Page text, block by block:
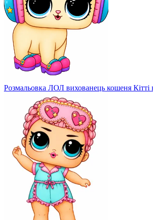
Розмальовка ЛОЛ вихованець кошеня